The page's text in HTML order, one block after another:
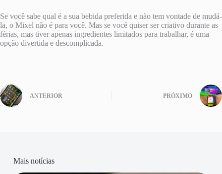
Se você sabe qual é a sua bebida preferida e não tem vontade de mudá-
la, o Mixel não é para você. Mas se você quiser ser criativo durante as
férias, mas tiver apenas ingredientes limitados para trabalhar, é uma
opção divertida e descomplicada.
ANTERIOR PRÓXIMO
Mais notícias